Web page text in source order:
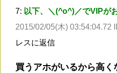
7: 以下、＼(^o^)／でVIPが
2015/02/05(木) 03:54:04.72
レスに返信
買うアホがいるから高く